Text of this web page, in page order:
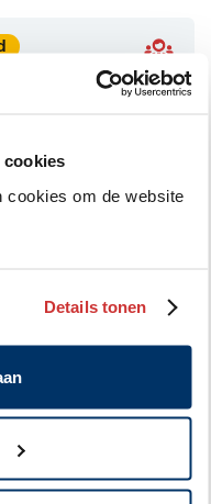
cookies
cookies om de website
Details tonen